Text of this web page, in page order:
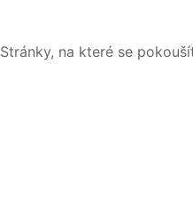
Stránky, na které se